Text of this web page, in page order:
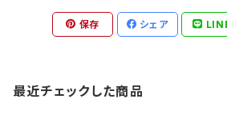
保存 シェア
最近チェックした商品